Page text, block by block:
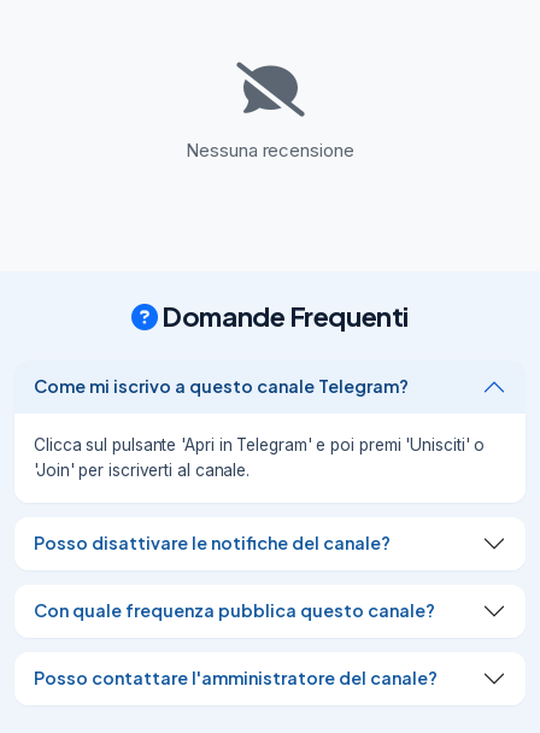
Buona Pasqua da:
🕊
🗿
Misteri e Segreti
🌏
Paranormal
💀
❄️
Nessuna recensione
Domande Frequenti
Come mi iscrivo a questo canale Telegram?
Clicca sul pulsante 'Apri in Telegram' e poi premi 'Unisciti' o
'Join' per iscriverti al canale.
Posso disattivare le notifiche del canale?
Con quale frequenza pubblica questo canale?
Posso contattare l'amministratore del canale?